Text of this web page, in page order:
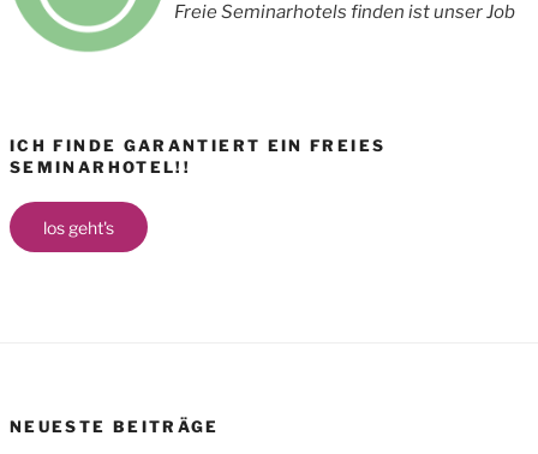
Freie Seminarhotels finden ist unser Job
ICH FINDE GARANTIERT EIN FREIES
SEMINARHOTEL!!
los geht's
NEUESTE BEITRÄGE